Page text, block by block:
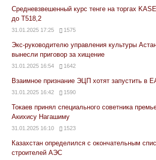
Средневзвешенный курс тенге на торгах
до Т518,2
31.01.2025 17:25 1575
Экс-руководителю управления культуры
вынесли приговор за хищение
31.01.2025 16:54 1642
Взаимное признание ЭЦП хотят запустить в
31.01.2025 16:42 1590
Токаев принял специального советника
Акихису Нагашиму
31.01.2025 16:10 1523
Казахстан определился с окончательным
строителей АЭС